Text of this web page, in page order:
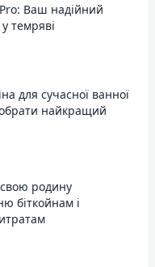
Ваш надійний
темряві
для сучасної ванної
найкращий
родину
біткойнам і